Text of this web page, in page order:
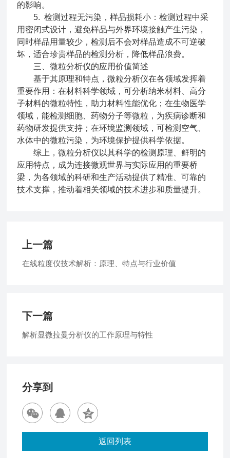
的影响。
5. 检测过程无污染，样品损耗小：检测过程中采
用密闭式设计，避免样品与外界环境接触产生污染，
同时样品用量较少，检测后不会对样品造成不可逆破
坏，适合珍贵样品的检测分析，降低样品浪费。
三、微粒分析仪的应用价值简述
基于其原理和特点，微粒分析仪在各领域发挥着
重要作用：在材料科学领域，可分析纳米材料、高分
子材料的微粒特性，助力材料性能优化；在生物医学
领域，能检测细胞、药物分子等微粒，为疾病诊断和
药物研发提供支持；在环境监测领域，可检测空气、
水体中的微粒污染，为环境保护提供科学依据。
综上，微粒分析仪以其科学的检测原理、鲜明的
应用特点，成为连接微观世界与实际应用的重要桥
梁，为各领域的科研和生产活动提供了精准、可靠的
技术支撑，推动着相关领域的技术进步和质量提升。
上一篇
在线粒度仪技术解析：原理、特点与行业价值
下一篇
解析显微拉曼分析仪的工作原理与特性
分享到
返回列表